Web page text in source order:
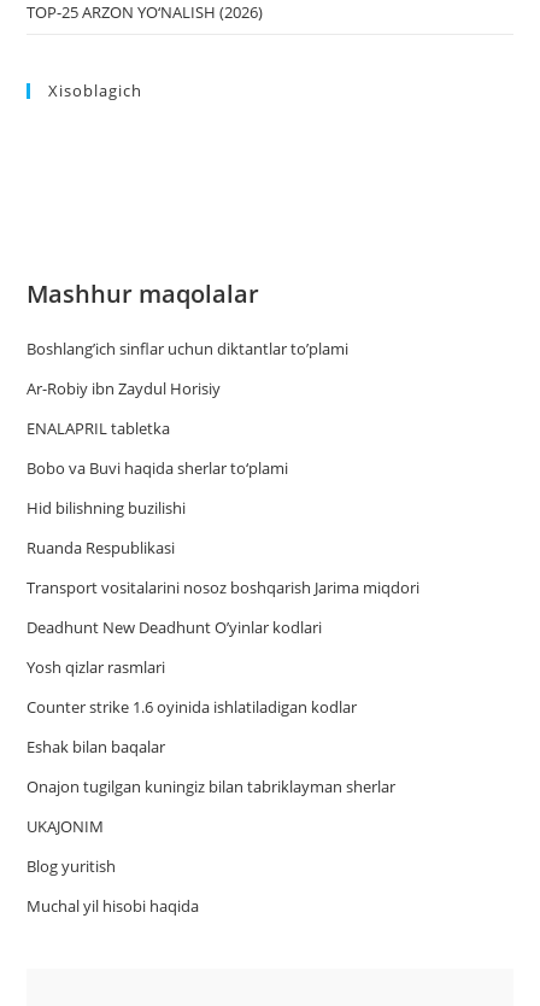
TOP-25 ARZON YO‘NALISH (2026)
Xisoblagich
Mashhur maqolalar
Boshlang’ich sinflar uchun diktantlar to’plami
Ar-Robiy ibn Zaydul Horisiy
ENALAPRIL tabletka
Bobo va Buvi haqida sherlar to‘plami
Hid bilishning buzilishi
Ruanda Respublikasi
Trаnsport vositаlаrini nosoz boshqаrish Jаrimа miqdori
Deadhunt New Deadhunt O’yinlar kodlari
Yosh qizlar rasmlari
Counter strike 1.6 oyinida ishlatiladigan kodlar
Eshak bilan baqalar
Onajon tugilgan kuningiz bilan tabriklayman sherlar
UKAJONIM
Blog yuritish
Muchal yil hisobi haqida